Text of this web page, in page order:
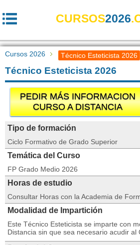
CURSOS2026
Cursos 2026 Técnico Esteticista 2026
Técnico Esteticista 2026
PEDIR MÁS INFORMACION
CURSO A DISTANCIA
Tipo de formación
Ciclo Formativo de Grado Superior
Temática del Curso
FP Grado Medio 2026
Horas de estudio
Consultar Horas con la Academia de
Modalidad de Impartición
Este Técnico Esteticista se imparte con
Distancia sin que sea necesario acudir al